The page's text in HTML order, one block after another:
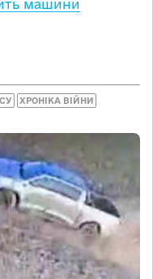
машини
ХРОНІКА ВІЙНИ